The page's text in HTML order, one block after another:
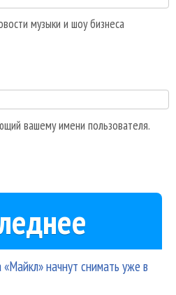
музыки и шоу бизнеса
вашему имени пользователя.
начнут снимать уже в